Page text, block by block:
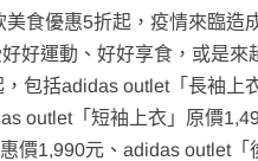
食優惠5折起，疫情來臨造
好運動、好好享食，或是
包括adidas outlet「長袖上
outlet「短袖上衣」原價
價1,990元、adidas outlet